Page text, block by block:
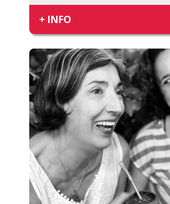
+ INFO